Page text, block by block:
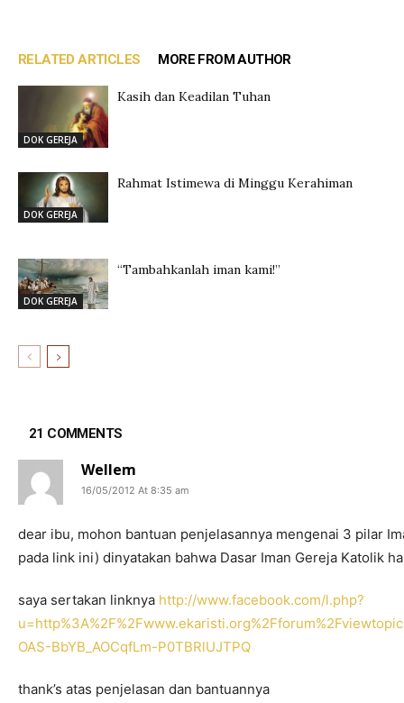
RELATED ARTICLES MORE FROM AUTHOR
DOK GEREJA
Kasih dan Keadilan Tuhan
DOK GEREJA
Rahmat Istimewa di Minggu Kerahiman
DOK GEREJA
“Tambahkanlah iman kami!”
21 COMMENTS
Wellem
16/05/2012 At 8:35 am
dear ibu, mohon bantuan penjelasannya mengenai 3 pilar
pada link ini) dinyatakan bahwa Dasar Iman Gereja Katolik
saya sertakan linknya http://www.facebook.com/l.php?
OAS-BbYB_AOCqfLm-P0TBRlUJTPQ
thank’s atas penjelasan dan bantuannya